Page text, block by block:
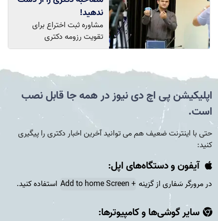
ندهید!
مشاوره ثبت اختراع برای
تقویت رزومه دکتری
اپلیکیشن پی اچ دی نیوز در همه جا قابل نصب
است.
حتی با اینترنت ضعیف هم می توانید آخرین اخبار دکتری را پیگیری
کنید:
آیفون و دستگاه‌های اپل:
در مرورگر سَفاری از گزینه + Add to home Screen استفاده کنید.
سایر گوشی‌ها و کامپیوتر‌ها: